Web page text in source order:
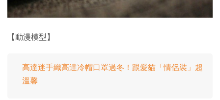
【動漫模型】
高達迷手織高達冷帽口罩過冬！跟愛貓「情侶裝」超
溫馨